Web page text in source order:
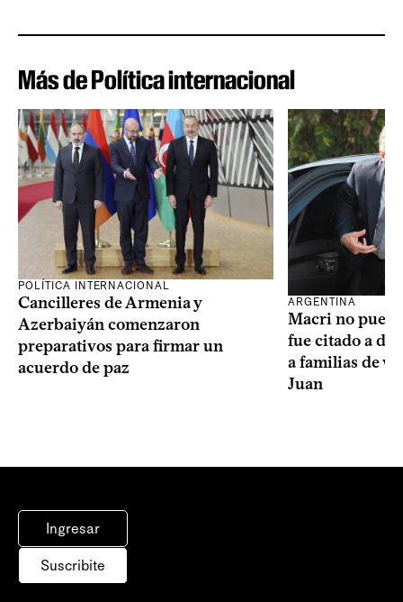
Más de Política internacional
POLÍTICA INTERNACIONAL
Cancilleres de Armenia y
Azerbaiyán comenzaron
preparativos para firmar un
acuerdo de paz
ARGENTINA
Macri no
fue citado a
a familias de
Juan
Ingresar
Suscribite